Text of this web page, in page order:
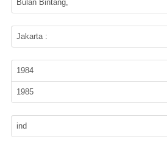
Bulan Bintang,
Lokasi Terbitan
Jakarta :
Tahun Terbit
1984
1985
Subyek
Bahasa
ind